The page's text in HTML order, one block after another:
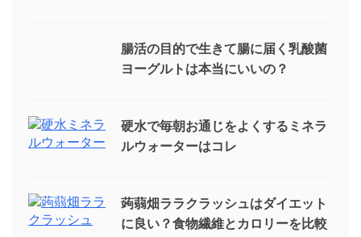
腸活の目的で生きて腸に届く乳酸菌
ヨーグルトは本当にいいの？
硬水で毎朝お通じをよくするミネラ
ルウォーターはコレ
蒟蒻畑ララクラッシュはダイエット
に良い？食物繊維とカロリーを比較